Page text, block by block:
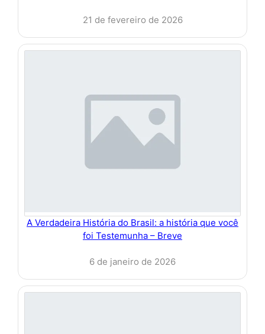
21 de fevereiro de 2026
A Verdadeira História do Brasil: a história que você
foi Testemunha – Breve
6 de janeiro de 2026